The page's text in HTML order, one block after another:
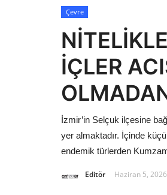
Çevre
İÇLER
İzmir’in Selçuk ilçesine
yer almaktadır. İçinde
endemik türlerden
Editör Haziran 5,